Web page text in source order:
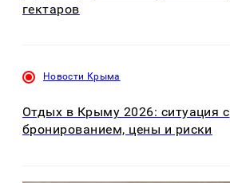
гектаров
Новости Крыма
Отдых в Крыму 2026: ситуация с
бронированием, цены и риски